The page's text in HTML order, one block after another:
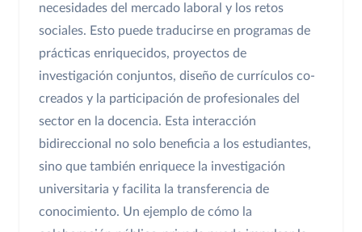
necesidades del mercado laboral y los retos
sociales. Esto puede traducirse en programas de
prácticas enriquecidos, proyectos de
investigación conjuntos, diseño de currículos co-
creados y la participación de profesionales del
sector en la docencia. Esta interacción
bidireccional no solo beneficia a los estudiantes,
sino que también enriquece la investigación
universitaria y facilita la transferencia de
conocimiento. Un ejemplo de cómo la